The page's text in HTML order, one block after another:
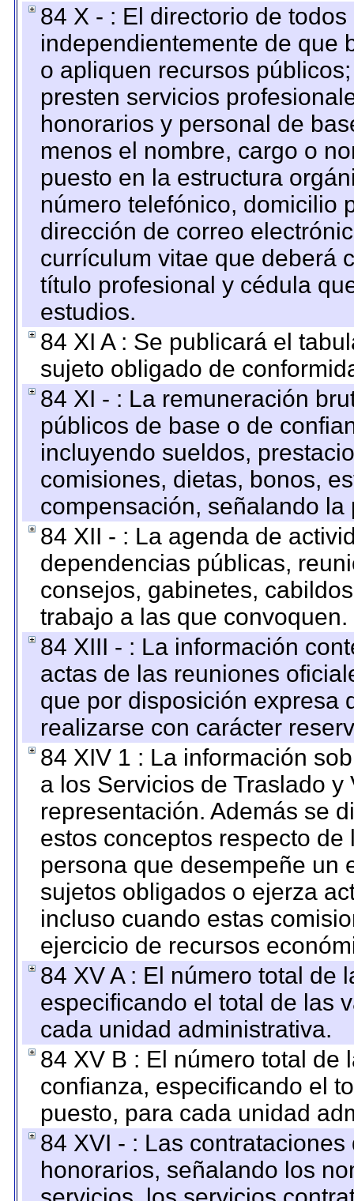
84 X - : El directorio de
independientemente de que
o apliquen recursos
presten servicios
honorarios y personal de
menos el nombre, cargo o
puesto en la estructura
número telefónico, domicilio
dirección de correo
currículum vitae que deberá
título profesional y cédula
estudios.
84 XI A : Se publicará el
sujeto obligado de
84 XI - : La remuneración
públicos de base o de
incluyendo sueldos,
comisiones, dietas, bonos,
compensación, señalando
84 XII - : La agenda de
dependencias públicas,
consejos, gabinetes,
trabajo a las que convoquen.
84 XIII - : La información
actas de las reuniones
que por disposición expresa
realizarse con carácter
84 XIV 1 : La información
a los Servicios de Traslado
representación. Además se
estos conceptos respecto
persona que desempeñe un
sujetos obligados o ejerza
incluso cuando estas
ejercicio de recursos
84 XV A : El número total de
especificando el total de las
cada unidad administrativa.
84 XV B : El número total de
confianza, especificando el
puesto, para cada unidad
84 XVI - : Las
honorarios, señalando los